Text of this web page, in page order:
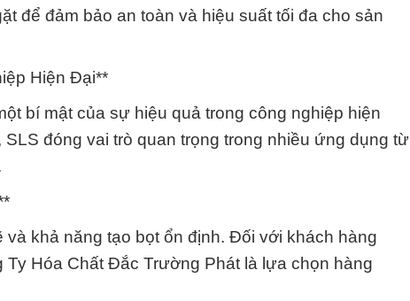
để đảm bảo an toàn và hiệu suất tối đa cho sản
Hiện Đại**
bí mật của sự hiệu quả trong công nghiệp hiện
đóng vai trò quan trọng trong nhiều ứng dụng từ
khả năng tạo bọt ổn định. Đối với khách hàng
Hóa Chất Đắc Trường Phát là lựa chọn hàng